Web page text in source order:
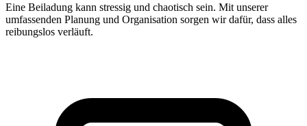
Eine Beiladung kann stressig und chaotisch sein. Mit unserer
umfassenden Planung und Organisation sorgen wir dafür, dass alles
reibungslos verläuft.